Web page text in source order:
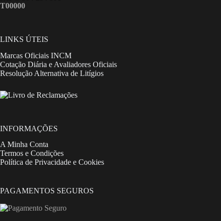
T00000
LINKS ÚTEIS
Marcas Oficiais INCM
Cotação Diária e Avaliadores Oficiais
Resolução Alternativa de Litígios
INFORMAÇÕES
A Minha Conta
Termos e Condições
Política de Privacidade e Cookies
PAGAMENTOS SEGUROS